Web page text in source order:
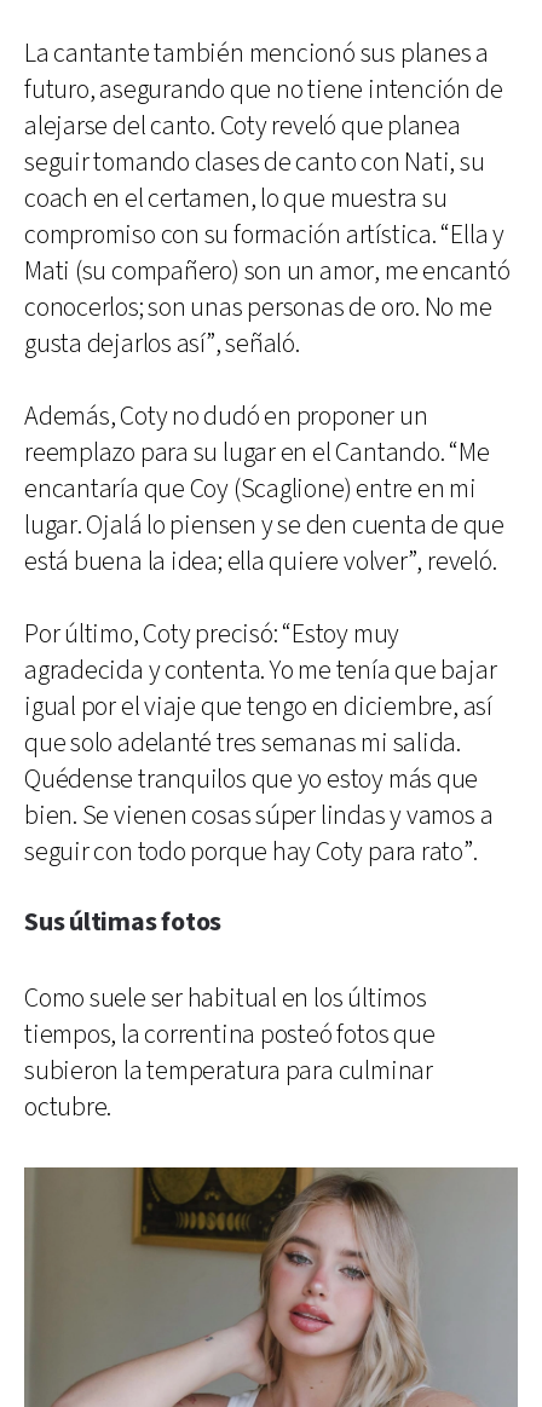
La cantante también mencionó sus planes a
futuro, asegurando que no tiene intención de
alejarse del canto. Coty reveló que planea
seguir tomando clases de canto con Nati, su
coach en el certamen, lo que muestra su
compromiso con su formación artística. “Ella y
Mati (su compañero) son un amor, me encantó
conocerlos; son unas personas de oro. No me
gusta dejarlos así”, señaló.
Además, Coty no dudó en proponer un
reemplazo para su lugar en el Cantando. “Me
encantaría que Coy (Scaglione) entre en mi
lugar. Ojalá lo piensen y se den cuenta de que
está buena la idea; ella quiere volver”, reveló.
Por último, Coty precisó: “Estoy muy
agradecida y contenta. Yo me tenía que bajar
igual por el viaje que tengo en diciembre, así
que solo adelanté tres semanas mi salida.
Quédense tranquilos que yo estoy más que
bien. Se vienen cosas súper lindas y vamos a
seguir con todo porque hay Coty para rato”.
Sus últimas fotos
Como suele ser habitual en los últimos
tiempos, la correntina posteó fotos que
subieron la temperatura para culminar
octubre.